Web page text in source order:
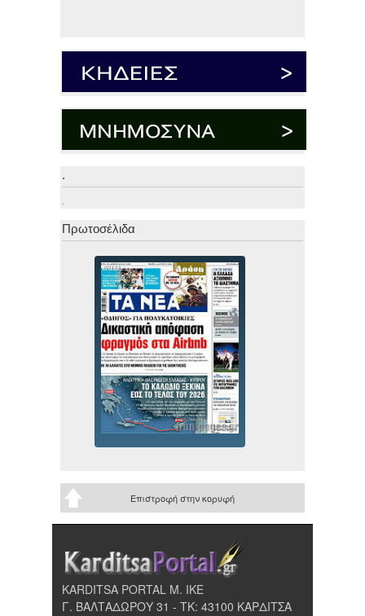
.
Πρωτοσέλιδα
Επιστροφή στην κορυφή
KARDITSA PORTAL Μ. ΙΚΕ
Γ. ΒΑΛΤΑΔΩΡΟΥ 31 - ΤΚ: 43100 ΚΑΡΔΙΤΣΑ